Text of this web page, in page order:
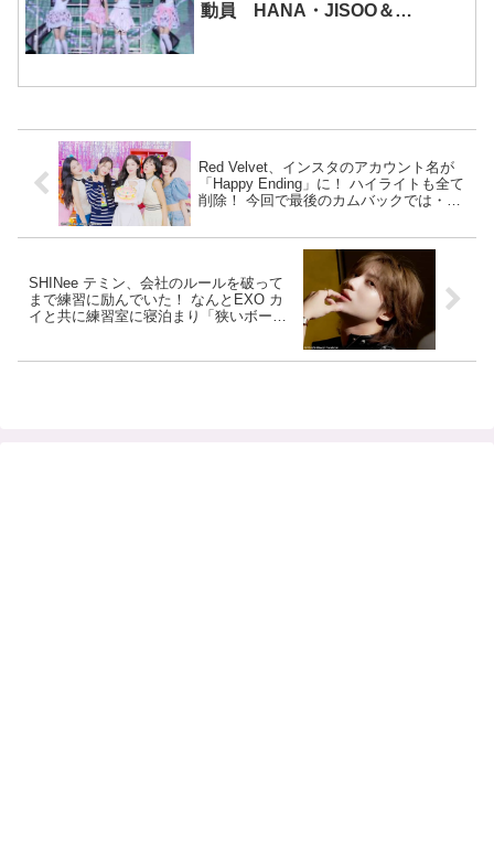
動員 HANA・JISOO＆
Red Velvet、インスタのアカウント名が
「Happy Ending」に！ ハイライトも全て
削除！ 今回で最後のカムバックでは・・
SHINee テミン、会社のルールを破って
まで練習に励んでいた！ なんとEXO カ
イと共に練習室に寝泊まり「狭いボーカ